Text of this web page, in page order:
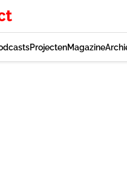
ProjectenMagazine